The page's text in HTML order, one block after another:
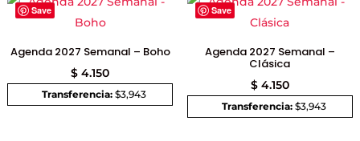
Save
Agenda 2027 Semanal – Boho
$ 4.150
Transferencia:$3,943
Save
Agenda 2027 Semanal –
Clásica
$4.150
Transferencia: $3,943